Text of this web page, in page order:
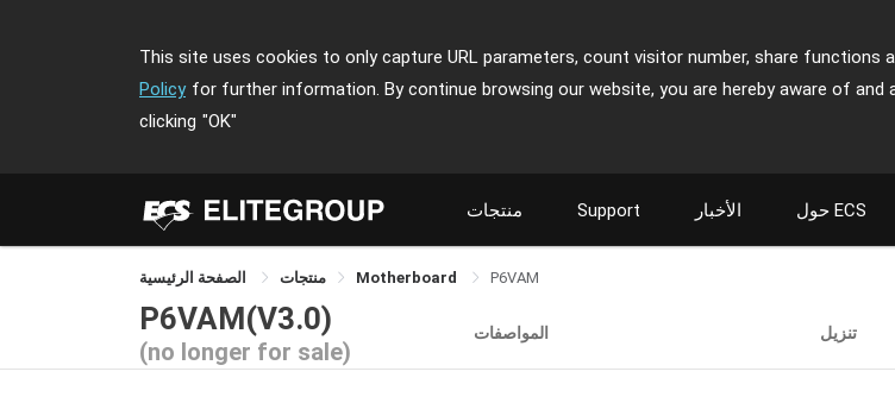
This site uses cookies to only capture URL parameters, count visitor number, share functions
Policy for further information. By continue browsing our website, you are hereby aware of and
clicking "OK"
منتجات Support الأخبار حول ECS
منتجات Motherboard P6VAM
P6VAM(V3.0)
(no longer for sale)
المواصفات تنزيل